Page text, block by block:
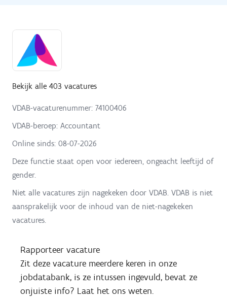
Bekijk alle 403 vacatures
VDAB-vacaturenummer: 74100406
VDAB-beroep: Accountant
Online sinds: 08-07-2026
Deze functie staat open voor iedereen, ongeacht leeftijd of
gender.
Niet alle vacatures zijn nagekeken door VDAB. VDAB is niet
aansprakelijk voor de inhoud van de niet-nagekeken
vacatures.
Rapporteer vacature
Zit deze vacature meerdere keren in onze
jobdatabank, is ze intussen ingevuld, bevat ze
onjuiste info? Laat het ons weten.